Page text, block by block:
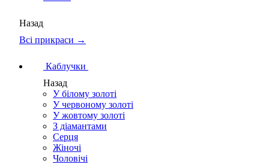
Назад
Всі прикраси →
Каблучки
Назад
У білому золоті
У червоному золоті
У жовтому золоті
З діамантами
Серця
Жіночі
Чоловічі